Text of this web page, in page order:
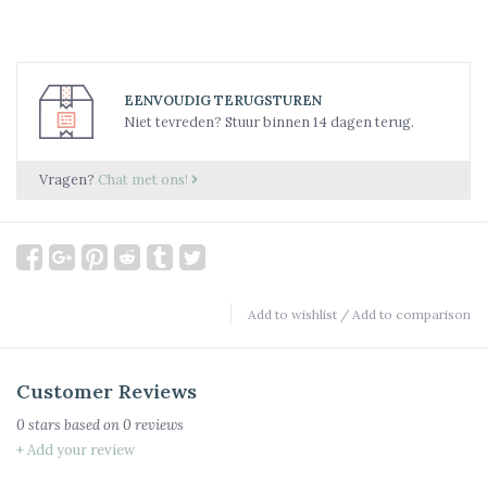
EENVOUDIG TERUGSTUREN
Niet tevreden? Stuur binnen 14 dagen terug.
Vragen? Chat met ons!
Add to wishlist / Add to comparison
Customer Reviews
0 stars based on0 reviews
+ Add your review